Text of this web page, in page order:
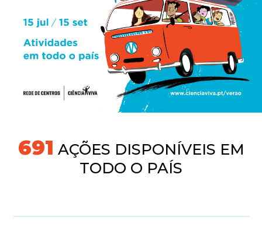
718 AÇÕES DISPONÍVEIS EM
TODO O PAÍS